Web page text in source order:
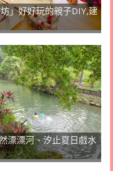
」好好玩的親子DIY,建
漂漂河、汐止夏日戲水